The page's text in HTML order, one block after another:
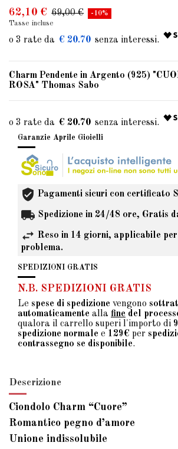
62,10 € 69,00 € -10%
Tasse incluse
€ 20.70
Charm Pendente in Argento (925)
ROSA" Thomas Sabo
€ 20.70
Garanzie Aprile Gioielli
Pagamenti sicuri con certificato
Spedizione in 24/48 ore, Gratis
Reso in 14 giorni, applicabile
problema.
SPEDIZIONI GRATIS
N.B. SPEDIZIONI GRATIS
Le spese di spedizione vengono
automaticamente alla fine del
qualora il carrello superi l'importo di
spedizione normale e 129€ per
contrassegno se disponibile.
Descrizione
Ciondolo Charm “Cuore”
Romantico pegno d’amore
Unione indissolubile